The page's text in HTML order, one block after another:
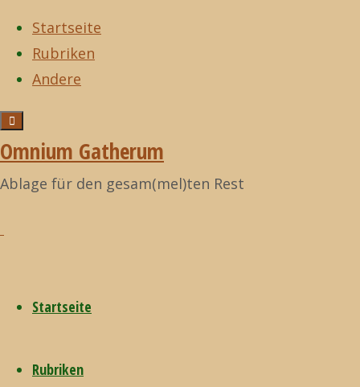
Zum
springen
Startseite
Rubriken
Andere
Omnium Gatherum
Ablage für den gesam(mel)ten Rest
Startseite
Rubriken
Japan, die
verzauberten
Filme